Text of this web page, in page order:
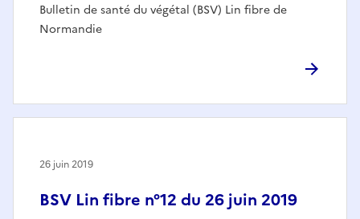
Bulletin de santé du végétal (BSV) Lin fibre de
Normandie
BSV Lin fibre n°12 du 26 juin 2019
26 juin 2019